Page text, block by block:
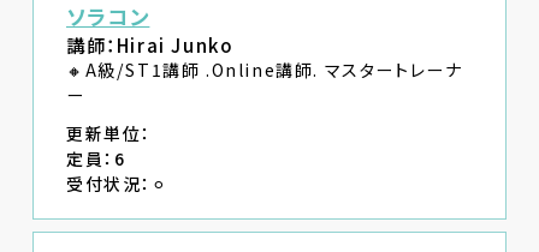
ソラコン
講師：Hirai Junko
🔸A級/ST1講師 .Online講師. マスタートレーナ
ー
更新単位：
定員：6
受付状況：⚪︎